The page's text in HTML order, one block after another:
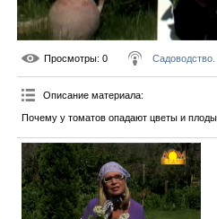
Просмотры: 0
Описание материала:
Почему у томатов опадают цветы и